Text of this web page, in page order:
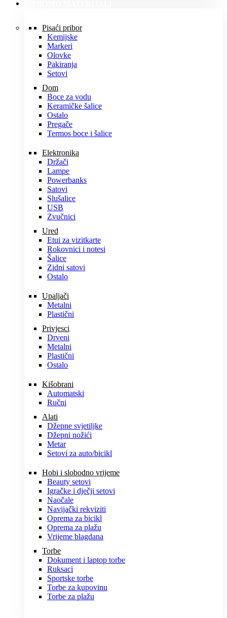
Pisaći pribor
Kemijske
Markeri
Olovke
Pakiranja
Setovi
Dom
Boce za vodu
Keramičke šalice
Ostalo
Pregače
Termos boce i šalice
Elektronika
Držači
Lampe
Powerbanks
Satovi
Slušalice
USB
Zvučnici
Ured
Etui za vizitkarte
Rokovnici i notesi
Šalice
Zidni satovi
Ostalo
Upaljači
Metalni
Plastični
Privjesci
Drveni
Metalni
Plastični
Ostalo
Kišobrani
Automatski
Ručni
Alati
Džepne svjetiljke
Džepni nožići
Metar
Setovi za auto/bicikl
Hobi i slobodno vrijeme
Beauty setovi
Igračke i dječji setovi
Naočale
Navijački rekviziti
Oprema za bicikl
Oprema za plažu
Vrijeme blagdana
Torbe
Dokument i laptop torbe
Ruksaci
Sportske torbe
Torbe za kupovinu
Torbe za plažu